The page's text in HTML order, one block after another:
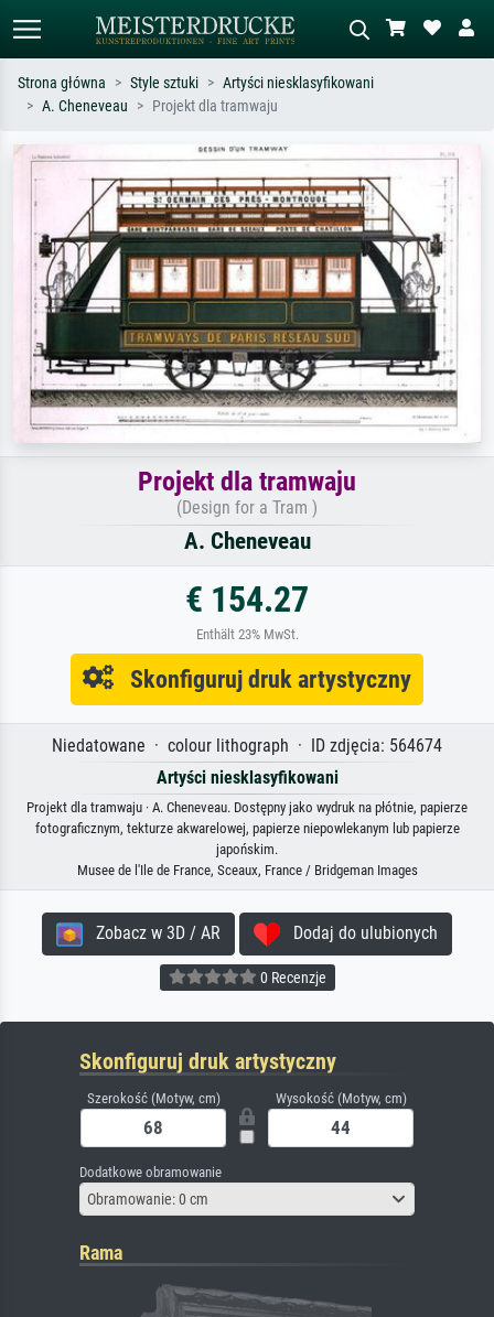
Szukaj wg artysty, tytułu lub stylu – np.
Monet, Gwiaździsta noc,
impresjonizm, fala Hokusaia, akt.
Opisz scenę – np. zielona łąka,
abstrakcja z czerwienią, ciemny olej,
stojący akt obok drzewa.
Strona główna Style sztuki
Artyści niesklasyfikowani
A. Cheneveau
Projekt dla tramwaju
Projekt dla tramwaju
(Design for a Tram )
A. Cheneveau
€ 154.27
Enthält 23% MwSt.
Skonfiguruj druk artystyczny
Niedatowane · colour lithograph · ID zdjęcia: 564674
Artyści niesklasyfikowani
Projekt dla tramwaju · A. Cheneveau. Dostępny jako wydruk na płótnie, papierze
fotograficznym, tekturze akwarelowej, papierze niepowlekanym lub papierze
japońskim.
Musee de l'Ile de France, Sceaux, France / Bridgeman Images
Zobacz w 3D / AR Dodaj do ulubionych
0 Recenzje
Skonfiguruj druk artystyczny
Szerokość (Motyw, cm) Wysokość (Motyw, cm)
Dodatkowe obramowanie
Obramowanie: 0 cm
Rama